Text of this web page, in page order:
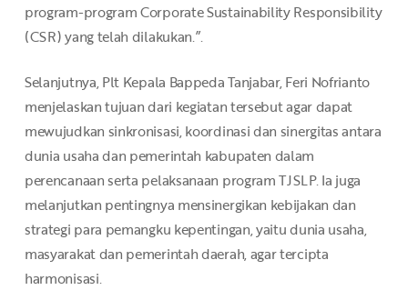
program-program Corporate Sustainability Responsibility
(CSR) yang telah dilakukan.”.
Selanjutnya, Plt Kepala Bappeda Tanjabar, Feri Nofrianto
menjelaskan tujuan dari kegiatan tersebut agar dapat
mewujudkan sinkronisasi, koordinasi dan sinergitas antara
dunia usaha dan pemerintah kabupaten dalam
perencanaan serta pelaksanaan program TJSLP. Ia juga
melanjutkan pentingnya mensinergikan kebijakan dan
strategi para pemangku kepentingan, yaitu dunia usaha,
masyarakat dan pemerintah daerah, agar tercipta
harmonisasi.